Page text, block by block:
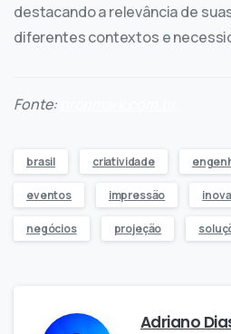
destacando a relevância de
diferentes contextos e
Fonte:
brasil criatividade
eventos impressão
negócios projeção
Adriano